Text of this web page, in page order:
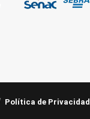
Política de